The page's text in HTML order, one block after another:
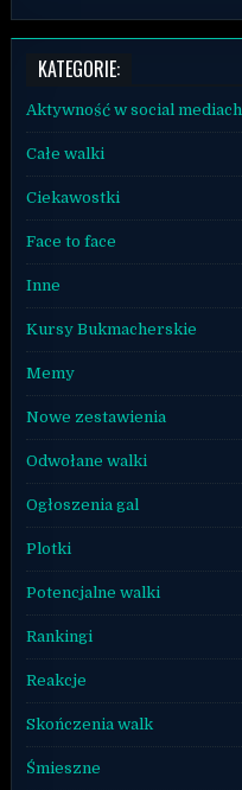
KATEGORIE:
Aktywność w social mediach
Całe walki
Ciekawostki
Face to face
Inne
Kursy Bukmacherskie
Memy
Nowe zestawienia
Odwołane walki
Ogłoszenia gal
Plotki
Potencjalne walki
Rankingi
Reakcje
Skończenia walk
Śmieszne